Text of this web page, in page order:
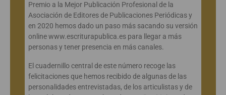
Premio a la Mejor Publicación Profesional de la
Asociación de Editores de Publicaciones Periódicas y
en 2020 hemos dado un paso más sacando su versión
online www.escriturapublica.es para llegar a más
personas y tener presencia en más canales.
El cuadernillo central de este número recoge las
felicitaciones que hemos recibido de algunas de las
personalidades entrevistadas, de los articulistas y de